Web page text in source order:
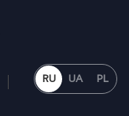
RU UA PL